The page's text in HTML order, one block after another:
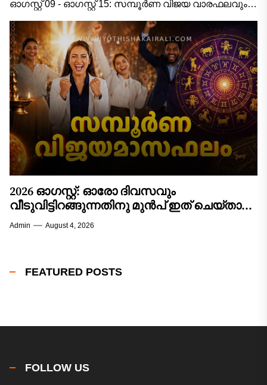
രാശിക്കാരുടെയും സമ്പൂർണ്ണ
വിജയവാരഫലം!
ഓഗസ്റ്റ് 09 - ഓഗസ്റ്റ് 15: സമ്പൂർണ വിജയ വാരഫലവും
15 വരെയുള്ള വാരം...
2026 ഓഗസ്റ്റ്: ഓരോ ദിവസവും
വീടുവിട്ടിറങ്ങുന്നതിനു മുൻപ് ഇത് ചെയ്താൽ
കാര്യവിജയം ഉറപ്പ്! 12 രാശിക്കാരുടെയും
Admin August 4, 2026
FEATURED POSTS
FOLLOW US